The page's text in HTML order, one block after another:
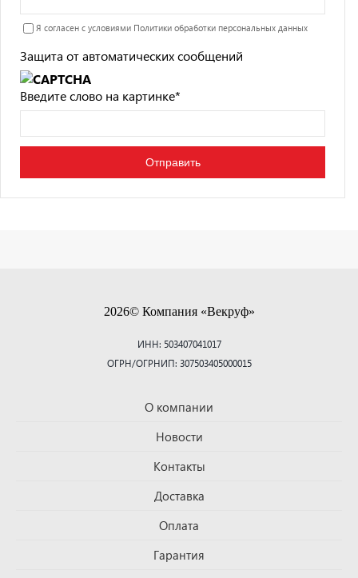
Я согласен с условиями Политики обработки персональных данных
Защита от автоматических сообщений
Введите слово на картинке*
2026© Компания «Векруф»
ИНН: 503407041017
ОГРН/ОГРНИП: 307503405000015
О компании
Новости
Контакты
Доставка
Оплата
Гарантия